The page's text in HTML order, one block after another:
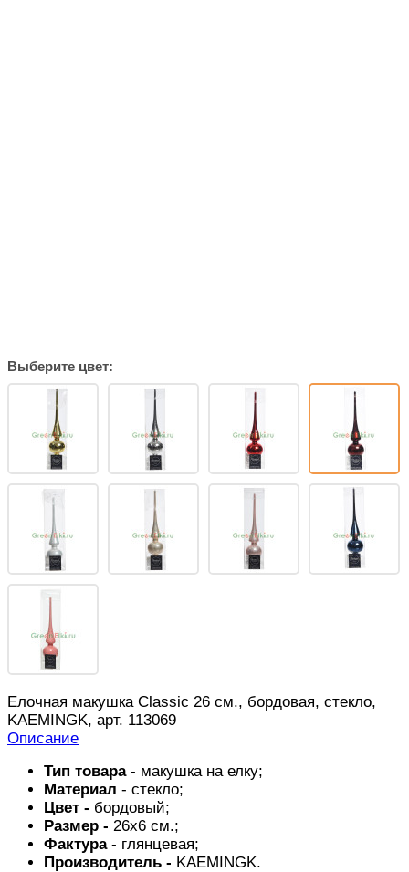
Выберите цвет:
Елочная макушка Classic 26 см., бордовая, стекло,
KAEMINGK, арт. 113069
Описание
Тип товара - макушка на елку;
Материал - стекло;
Цвет - бордовый;
Размер - 26x6 см.;
Фактура - глянцевая;
Производитель - KAEMINGK.